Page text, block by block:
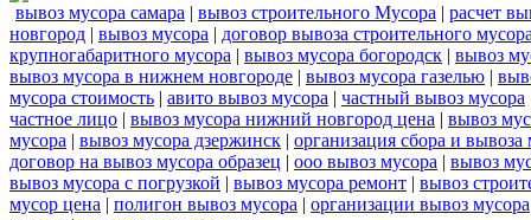
вывоз мусора самара | вывоз строительного Мусора | расчет
новгород | вывоз мусора | договор вывоза строительного
крупногабаритного мусора | вывоз мусора богородск | вывоз
вывоз мусора в нижнем новгороде | вывоз мусора газелью |
мусора стоимость | авито вывоз мусора | частный вывоз мусора
частное лицо | вывоз мусора нижний новгород цена | вывоз
мусора | вывоз мусора дзержинск | организация сбора и вывоза
договор на вывоз мусора образец | ооо вывоз мусора | вывоз
вывоз мусора с погрузкой | вывоз мусора ремонт | вывоз
мусор цена | полигон вывоз мусора | организации вывоз мусора